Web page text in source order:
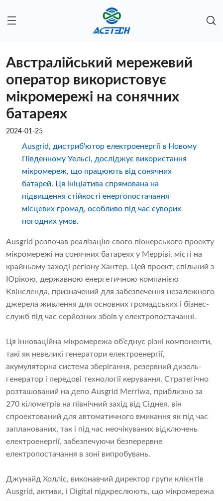
Австралійський мережевий
оператор використовує
мікромережі на сонячних
батареях
2024-01-25
Ausgrid, дистриб'ютор електроенергії в Новому
Південному Уельсі, досліджує використання
мікромереж, що працюють від сонячних
батарей. Ця ініціатива спрямована на
підвищення стійкості енергопостачання
місцевих громад, особливо під час суворих
погодних умов.
Ausgrid розпочав реалізацію свого піонерського проекту
мікромережі на сонячних батареях у Мерріві, місті на
крайньому заході регіону Хантер. Цей проект, спільний з
Юрікою, державною енергетичною компанією
Квінсленда, призначений для забезпечення незалежного
джерела живлення для основних громадських і бізнес-
служб під час серйозних збоїв у електропостачанні.
Ця інноваційна мікромережа об’єднує різні компоненти,
такі як невеликі генератори електроенергії,
акумуляторна система зберігання, резервний дизель-
генератор і передові технології керування. Стратегічно
розташований на депо Ausgrid Merriwa, приблизно за
270 кілометрів на північний захід від Сіднея, він
спроектований для автоматичного вмикання як під час
запланованих, так і під час неочікуваних відключень
електроенергії, забезпечуючи безперервне
електропостачання в зоні випробувань.
Джунайд Холліс, виконавчий директор групи клієнтів
Ausgrid, активи, і Digital підкреслюють, що мікромережа